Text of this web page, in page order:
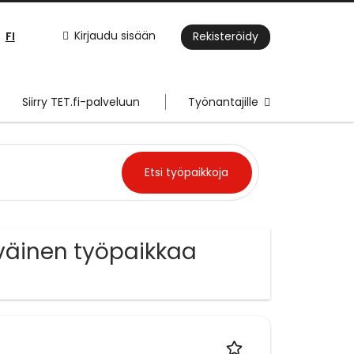
Kirjaudu sisään Rekisteröidy
FI
Siirry TET.fi-palveluun Työnantajille
työpaikkaa